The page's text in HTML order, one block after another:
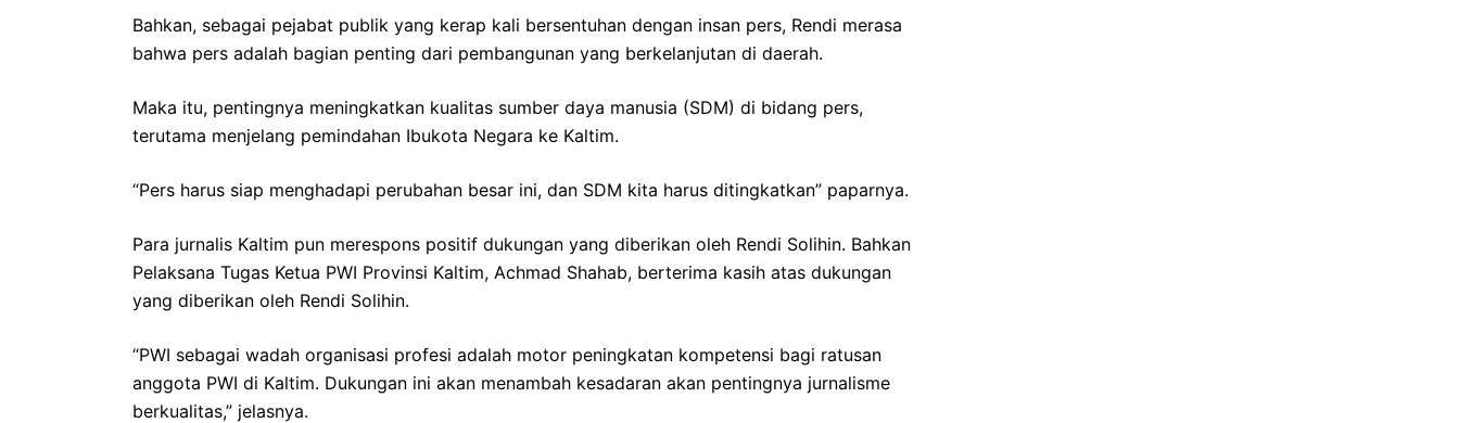
Bahkan, sebagai pejabat publik yang kerap kali bersentuhan dengan insan pers, Rendi merasa
bahwa pers adalah bagian penting dari pembangunan yang berkelanjutan di daerah.
Maka itu, pentingnya meningkatkan kualitas sumber daya manusia (SDM) di bidang pers,
terutama menjelang pemindahan Ibukota Negara ke Kaltim.
“Pers harus siap menghadapi perubahan besar ini, dan SDM kita harus ditingkatkan” paparnya.
Para jurnalis Kaltim pun merespons positif dukungan yang diberikan oleh Rendi Solihin. Bahkan
Pelaksana Tugas Ketua PWI Provinsi Kaltim, Achmad Shahab, berterima kasih atas dukungan
yang diberikan oleh Rendi Solihin.
“PWI sebagai wadah organisasi profesi adalah motor peningkatan kompetensi bagi ratusan
anggota PWI di Kaltim. Dukungan ini akan menambah kesadaran akan pentingnya jurnalisme
berkualitas,” jelasnya.